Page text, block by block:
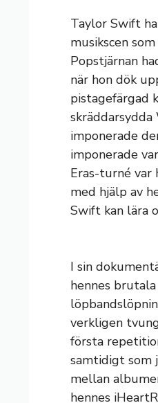
Taylor Swift
musikscen
Popstjärnan
när hon dök
pistagefärgad
imponerade
imponerade
Eras-turné
med hjälp av
Swift kan lära
I sin
hennes
verkligen
första
samtidigt som
mellan
hennes